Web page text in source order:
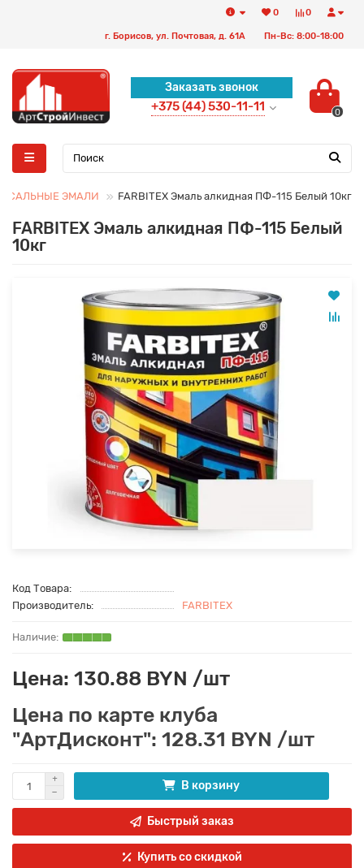
0
0
г. Борисов, ул. Почтовая, д. 61А Пн-Вс: 8:00-18:00
Заказать звонок
+375 (44) 530-11-11 0
ЭМАЛИ FARBITEX Эмаль алкидная ПФ-115 Белый 10кг
FARBITEX Эмаль алкидная ПФ-115 Белый
10кг
Код Товара:
Производитель:
FARBITEX
Цена: 130.88 BYN /шт
Цена по карте клуба
"АртДисконт": 128.31 BYN /шт
В корзину
Быстрый заказ
Купить со скидкой